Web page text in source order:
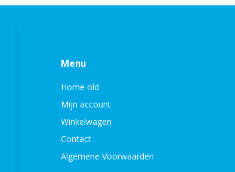
Menu
Home old
Mijn account
Winkelwagen
Contact
Algemene Voorwaarden